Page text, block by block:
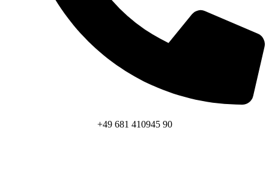
+49 681 410945 90